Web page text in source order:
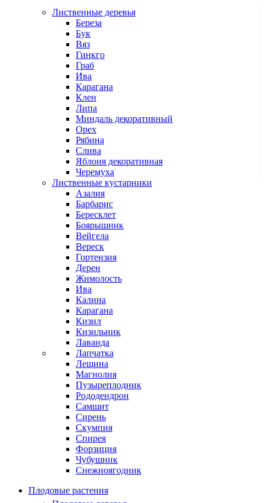
Лиственные деревья
Береза
Бук
Вяз
Гинкго
Граб
Ива
Карагана
Клен
Липа
Миндаль декоративный
Орех
Рябина
Слива
Яблоня декоративная
Черемуха
Лиственные кустарники
Азалия
Барбарис
Бересклет
Боярышник
Вейгела
Вереск
Гортензия
Дерен
Жимолость
Ива
Калина
Карагана
Кизил
Кизильник
Лаванда
Лапчатка
Лещина
Магнолия
Пузыреплодник
Рододендрон
Самшит
Сирень
Скумпия
Спирея
Форзиция
Чубушник
Снежноягодник
Плодовые растения